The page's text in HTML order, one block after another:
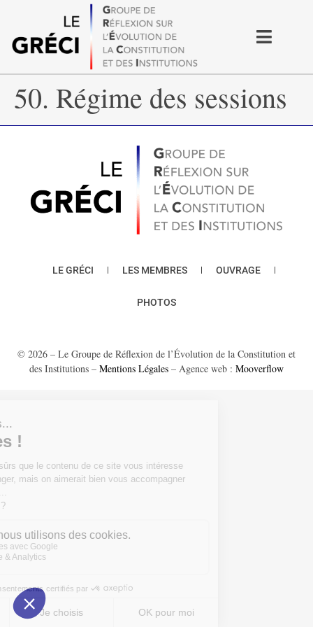
50. Régime des sessions
LE GRÉCI LES MEMBRES OUVRAGE
PHOTOS
© 2026 – Le Groupe de Réflexion de l’Évolution de la Constitution et
des Institutions – Mentions Légales – Agence web : Mooverflow